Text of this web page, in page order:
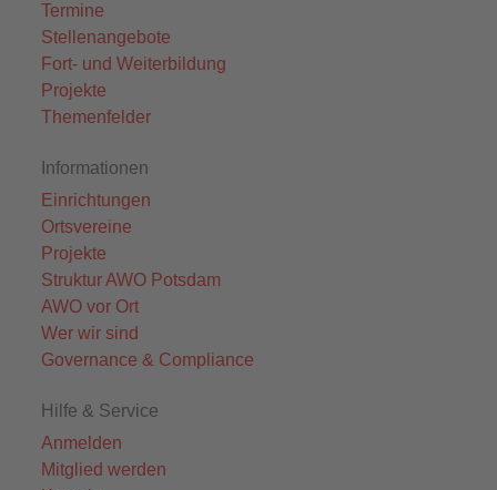
Termine
Stellenangebote
Fort- und Weiterbildung
Projekte
Themenfelder
Informationen
Einrichtungen
Ortsvereine
Projekte
Struktur AWO Potsdam
AWO vor Ort
Wer wir sind
Governance & Compliance
Hilfe & Service
Anmelden
Mitglied werden